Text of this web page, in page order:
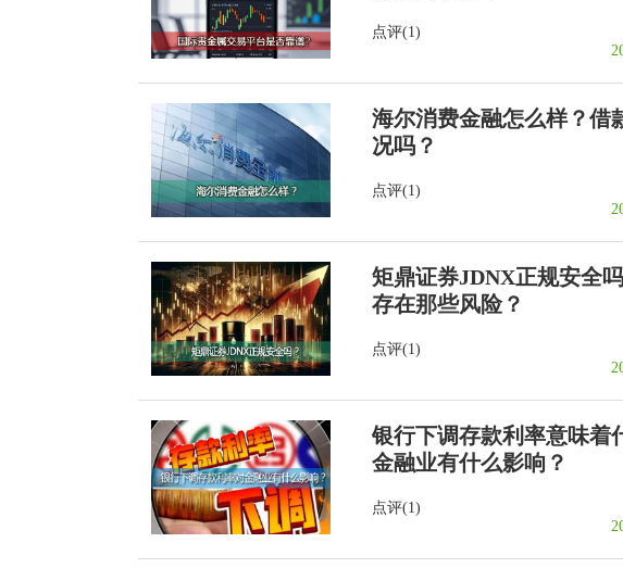
点评(1)
海尔消费金融怎么样？借
况吗？
点评(1)
矩鼎证券JDNX正规安全
存在那些风险？
点评(1)
银行下调存款利率意味着
金融业有什么影响？
点评(1)